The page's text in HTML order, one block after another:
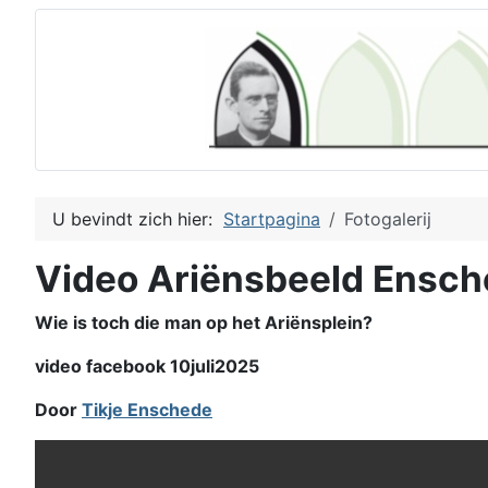
U bevindt zich hier: Startpagina Fotogalerij
Video Ariënsbeeld
Wie is toch die man op het Ariënsplein?
video facebook 10juli2025
Door Tikje Enschede